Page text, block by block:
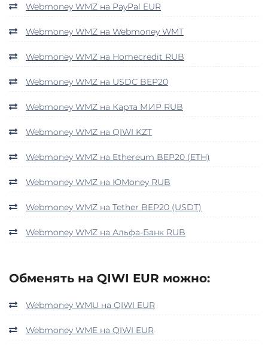
Webmoney WMZ на PayPal EUR
Webmoney WMZ на Webmoney WMT
Webmoney WMZ на Homecredit RUB
Webmoney WMZ на USDC BEP20
Webmoney WMZ на Карта МИР RUB
Webmoney WMZ на QIWI KZT
Webmoney WMZ на Ethereum BEP20 (ETH)
Webmoney WMZ на ЮMoney RUB
Webmoney WMZ на Tether BEP20 (USDT)
Webmoney WMZ на Альфа-Банк RUB
Обменять на QIWI EUR можно:
Webmoney WMU на QIWI EUR
Webmoney WME на QIWI EUR